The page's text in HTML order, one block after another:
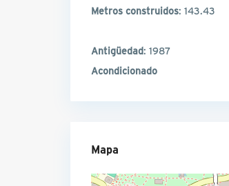
Metros construidos: 143.43
Antigüedad: 1987
Acondicionado
Mapa